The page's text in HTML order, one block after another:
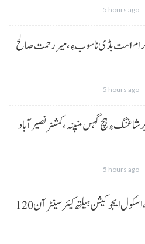
5 hours ago
است بڈی نا سوب ءِ،میر رحمت صالح
5 hours ago
شاغنگ ءِ ہچ گہس منپنہ،کمشنر نصیرآباد
5 hours ago
ایجوکیشن سپورٹ پروگرام،گوادر، اسکول ایجوکیشن ہیلتھ کیئر سینٹر آن 120